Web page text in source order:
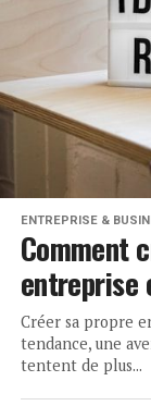
ENTREPRISE &
Comment
entreprise
Créer sa propre
tendance, une
tentent de plus...